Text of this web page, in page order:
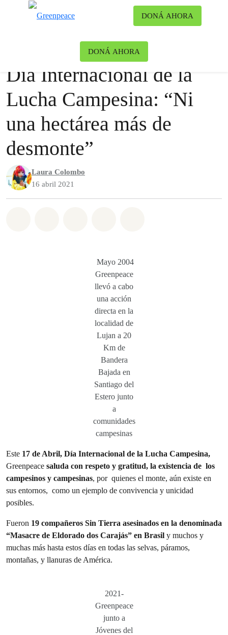
DONÁ AHORA
DONÁ AHORA
Bosques
Día Internacional de la
Lucha Campesina: “Ni
una hectárea más de
desmonte”
Laura Colombo
16 abril 2021
Mayo 2004
Greenpeace
llevó a cabo
una acción
directa en la
localidad de
Lujan a 20
Km de
Bandera
Bajada en
Santiago del
Estero junto
a
comunidades
campesinas
Este 17 de Abril, Día Internacional de la Lucha Campesina,
Greenpeace saluda con respeto y gratitud, la existencia de los
campesinos y campesinas, por quienes el monte, aún existe en
sus entornos, como un ejemplo de convivencia y unicidad
posibles.
Fueron 19 compañeros Sin Tierra asesinados en la denominada
“Masacre de Eldorado dos Carajás” en Brasil y muchos y
muchas más hasta estos días en todas las selvas, páramos,
montañas, y llanuras de América.
2021-
Greenpeace
junto a
Jóvenes del